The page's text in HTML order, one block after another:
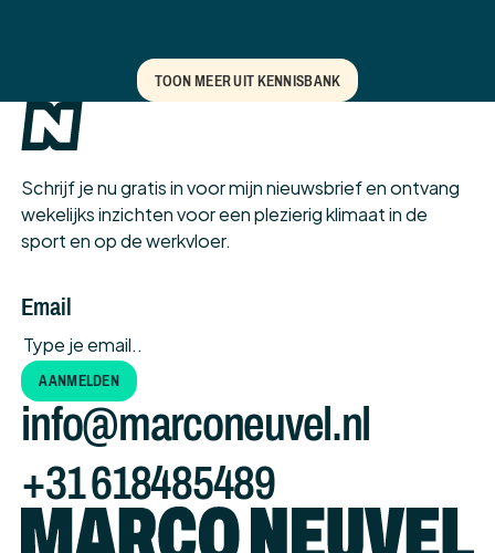
TOON MEER UIT KENNISBANK
Schrijf je nu gratis in voor mijn nieuwsbrief en ontvang
wekelijks inzichten voor een plezierig klimaat in de
sport en op de werkvloer.
Email
aanmelden
AANMELDEN
info@marconeuvel.nl
+31 618485489